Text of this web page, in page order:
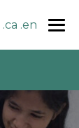
.ca .en